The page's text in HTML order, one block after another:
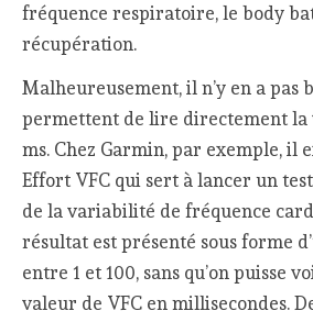
fréquence respiratoire, le body
récupération.
Malheureusement, il n’y en a pas
permettent de lire directement la
ms. Chez Garmin, par exemple, il
Effort VFC qui sert à lancer un
de la variabilité de fréquence
résultat est présenté sous forme
entre 1 et 100, sans qu’on puisse
valeur de VFC en millisecondes.